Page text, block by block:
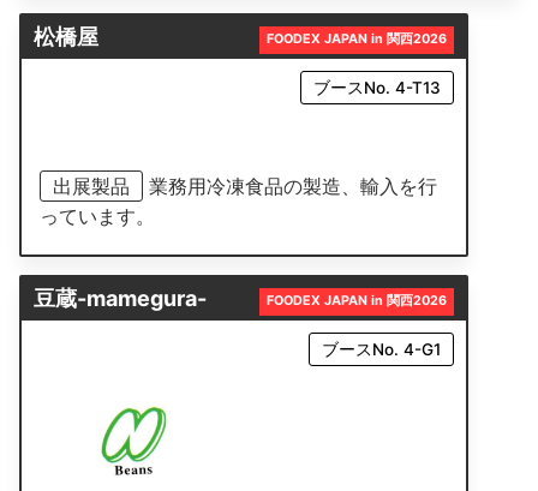
松橋屋 FOODEX JAPAN in 関西2026
ブースNo. 4-T13
出展製品
業務用冷凍食品の製造、輸入を行
っています。
豆蔵-mamegura- FOODEX JAPAN in 関西2026
ブースNo. 4-G1